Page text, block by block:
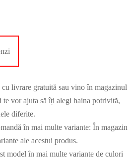
livrare gratuită sau vino în magazinul
vor ajuta să îți alegi haina potrivită,
diferite.
în mai multe variante: În magazin
ale acestui produs.
model în mai multe variante de culori